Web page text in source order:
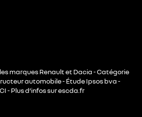
marques Renault et Dacia - Catégorie
automobile - Étude Ipsos bva -
- Plus d’infos sur escda.fr